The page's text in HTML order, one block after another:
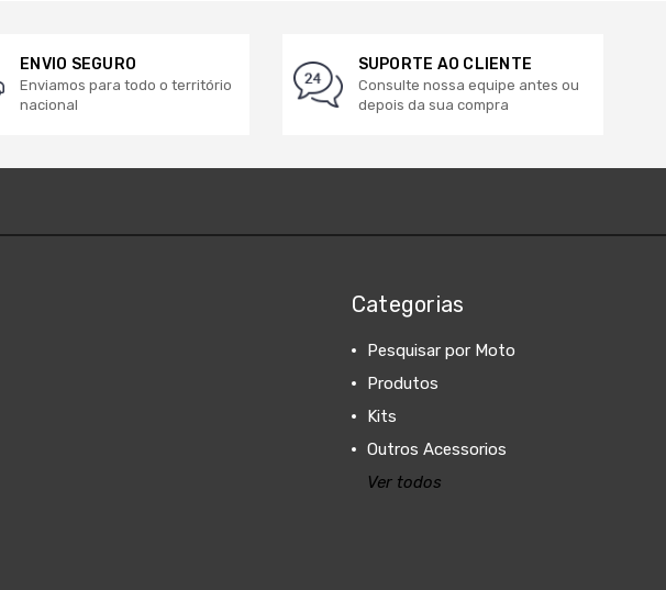
ENVIO SEGURO
Enviamos para todo o território
nacional
SUPORTE AO CLIENTE
Consulte nossa equipe antes ou
depois da sua compra
Categorias
Pesquisar por Moto
Produtos
Kits
Outros Acessorios
Ver todos